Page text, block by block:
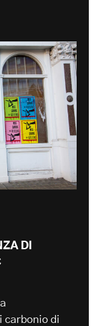
DI
carbonio di